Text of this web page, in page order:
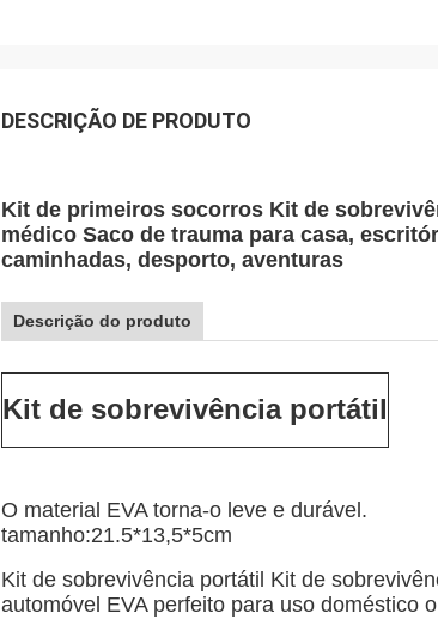
DESCRIÇÃO DE PRODUTO
Kit de primeiros socorros Kit de
médico Saco de trauma para casa,
caminhadas, desporto, aventuras
Descrição do produto
Kit de sobrevivência portátil
O material EVA torna-o leve e durável.
tamanho:21.5*13,5*5cm
Kit de sobrevivência portátil Kit de
automóvel EVA perfeito para uso doméstico